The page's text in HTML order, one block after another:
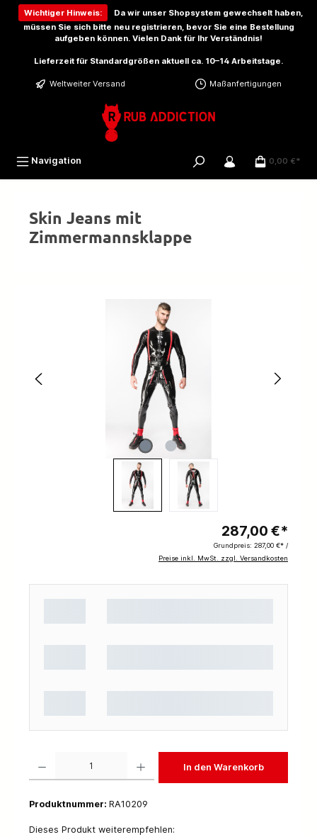
springen
Wichtiger Hinweis:
Da wir unser Shopsystem gewechselt haben,
müssen Sie sich bitte neu registrieren, bevor Sie eine Bestellung
aufgeben können. Vielen Dank für Ihr Verständnis!
Lieferzeit für Standardgrößen aktuell ca. 10–14 Arbeitstage.
Weltweiter Versand Maßanfertigungen
Navigation 0,00 €*
Skin Jeans mit
Zimmermannsklappe
287,00 €*
Grundpreis: 287,00 €* /
Preise inkl. MwSt. zzgl. Versandkosten
In den Warenkorb
Produktnummer: RA10209
Dieses Produkt weiterempfehlen: